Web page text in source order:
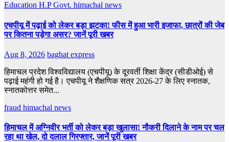
Education H.P Govt. himachal news
एचपीयू में पढ़ाई को लेकर बड़ा झटका! फीस में हुआ भारी इजाफा, छात्रों की जेब
पर कितना पड़ेगा असर? जानें पूरी खबर
Aug 8, 2026 baghat express
हिमाचल प्रदेश विश्वविद्यालय (एचपीयू) के दूरवर्ती शिक्षा केंद्र (सीडीओई) से
पढ़ाई महंगी हो गई है। एचपीयू ने शैक्षणिक सत्र 2026-27 के लिए स्नातक,
स्नातकोत्तर समेत...
fraud himachal news
हिमाचल में अग्निवीर भर्ती को लेकर बड़ा खुलासा! नौकरी दिलाने के नाम पर चल
रहा था खेल, दो दलाल गिरफ्तार, जानें पूरी खबर